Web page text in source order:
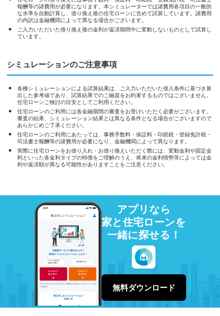
報酬等の諸費用が必要になります。本シミュレーターでは諸費用各項目の一般的
な水準を自動計算し、借り換え後の住宅ローンに含めて試算しています。諸費用
の内訳は金融機関によって異なる場合がございます。
ご入力いただいた借り換え後の金利が返済期間中に変動しないものとして試算し
ています。
シミュレーションのご注意事項
各種シミュレーションによる試算結果は、ご入力いただいた借入条件に基づき算
出した参考値であり、試算結果でのご融資をお約束するものではございません。
住宅ローンご検討の目安としてご利用ください。
住宅ローンのご利用には各金融期間の審査をお受けいただく必要がございます。
審査の結果、シミュレーション結果とは異なる条件となる場合がございますので
あらかじめご了承ください。
住宅ローンのご利用にあたっては、事務手数料・保証料・印紙税・登録免許税・
司法書士報酬等の諸費用が必要になり、金融機関によって異なります。
実際に住宅ローンをお借り入れ・お借り換えいただく際には、変動金利や固定金
利といった各金利タイプの特徴をご理解のうえ、将来の金利情勢等によっては金
利や返済額が異なる可能性がありますことをご注意ください。
アプリなら
家と住宅ローンを
一緒に探せる！
無料ダウンロード